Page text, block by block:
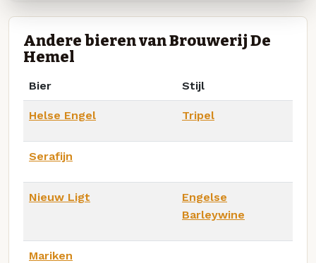
Andere bieren van Brouwerij De
Hemel
Bier Stijl
Helse Engel Tripel
Serafijn
Nieuw Ligt
Engelse
Barleywine
Mariken